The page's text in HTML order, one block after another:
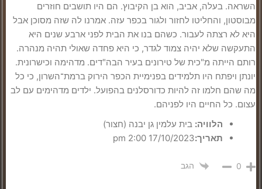
השראה. בעלה, אביב, הוא בן הקיבוץ. הם היו תושבים חוזרים
מבוסטון, והחליטו לחזור ולגור בכפר עזה. אמרנו לה שזה מסוכן אבל
היא לא רצתה לעבור. כשהם בנו את הבית לפני ארבע שנים היא
התעקשה שלא יהיה צמוד לגדר, כי היא פחדה שאולי תהיה מנהרה.
רותם הייתה מ"כית של טירונים בעיר הבה"דים. מדהימה וכישרונית.
יונתן ויפתח היו תלמידים בפנימיית הכפר הירוק ברמת־השרון, כי כל
מה שהם חלמו זה להיות כדורסלנים בהפועל. ילדים מדהימים עם לב
עצום. כל החיים היו לפניהם.
הלוויה: בית עלמין גן יבנה (חצור)
תאריך:17/10/2023 2:00 pm
0 הגב